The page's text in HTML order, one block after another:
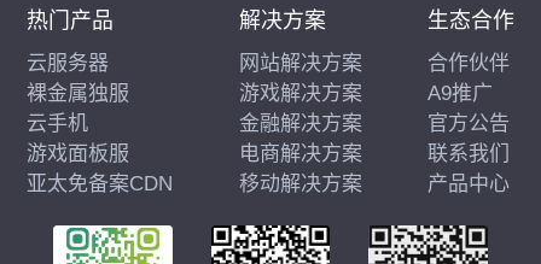
热门产品
云服务器
裸金属独服
云手机
游戏面板服
亚太免备案CDN
解决方案
网站解决方案
游戏解决方案
金融解决方案
电商解决方案
移动解决方案
生态合作
合作伙伴
A9推广
官方公告
联系我们
产品中心